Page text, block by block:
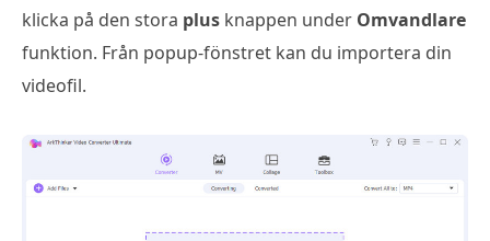
klicka på den stora plus knappen under Omvandlare
funktion. Från popup-fönstret kan du importera din
videofil.